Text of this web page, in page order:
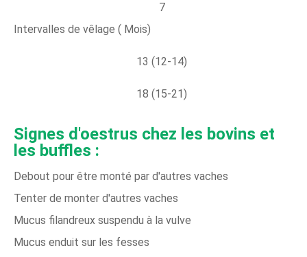
7
Intervalles de vêlage ( Mois)
13 (12-14)
18 (15-21)
Signes d'oestrus chez les bovins et
les buffles :
Debout pour être monté par d'autres vaches
Tenter de monter d'autres vaches
Mucus filandreux suspendu à la vulve
Mucus enduit sur les fesses